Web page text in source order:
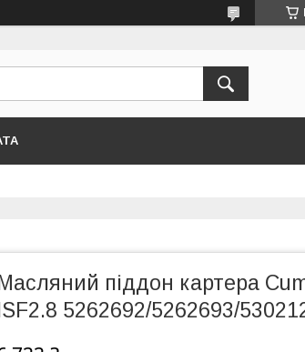
піддон картера
5262692/5262693/